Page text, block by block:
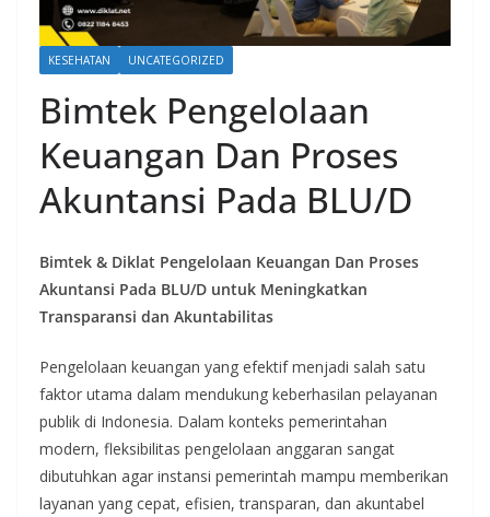
KESEHATAN UNCATEGORIZED
Bimtek Pengelolaan
Keuangan Dan Proses
Akuntansi Pada BLU/D
Bimtek & Diklat Pengelolaan Keuangan Dan Proses
Akuntansi Pada BLU/D untuk Meningkatkan
Transparansi dan Akuntabilitas
Pengelolaan keuangan yang efektif menjadi salah satu
faktor utama dalam mendukung keberhasilan pelayanan
publik di Indonesia. Dalam konteks pemerintahan
modern, fleksibilitas pengelolaan anggaran sangat
dibutuhkan agar instansi pemerintah mampu memberikan
layanan yang cepat, efisien, transparan, dan akuntabel